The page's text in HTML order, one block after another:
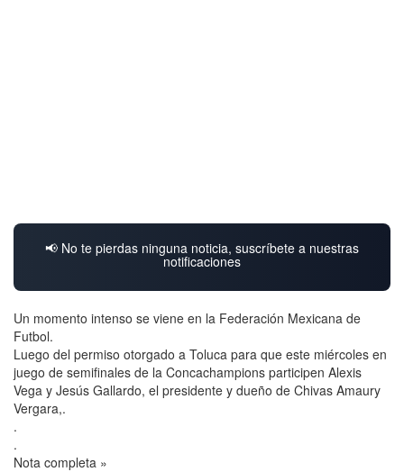
📢 No te pierdas ninguna noticia, suscríbete a nuestras
notificaciones
Un momento intenso se viene en la Federación Mexicana de
Futbol.
Luego del permiso otorgado a Toluca para que este miércoles en
juego de semifinales de la Concachampions participen Alexis
Vega y Jesús Gallardo, el presidente y dueño de Chivas Amaury
Vergara,.
.
.
Nota completa »